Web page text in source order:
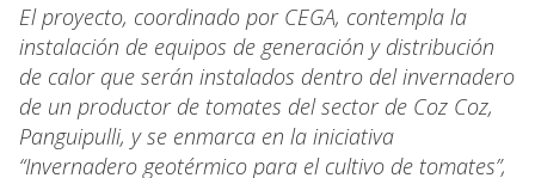
El proyecto, coordinado por CEGA, contempla la
instalación de equipos de generación y distribución
de calor que serán instalados dentro del invernadero
de un productor de tomates del sector de Coz Coz,
Panguipulli, y se enmarca en la iniciativa
“Invernadero geotérmico para el cultivo de tomates”,